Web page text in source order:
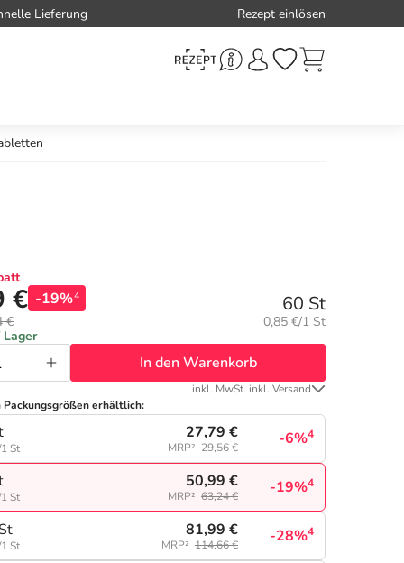
Lieferung Rezept einlösen
€ -19%4
€
60 St
Grundpreis:
0,85 €/1 St
In den Warenkorb
inkl. MwSt. inkl. Versand
Packungsgrößen erhältlich:
St
27,79 €
MRP² 29,56 € -6%4
St
50,99 €
MRP² 63,24 € -19%4
St
81,99 €
MRP² 114,66 € -28%4